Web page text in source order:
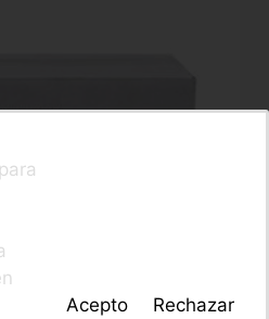
Acepto Rechazar